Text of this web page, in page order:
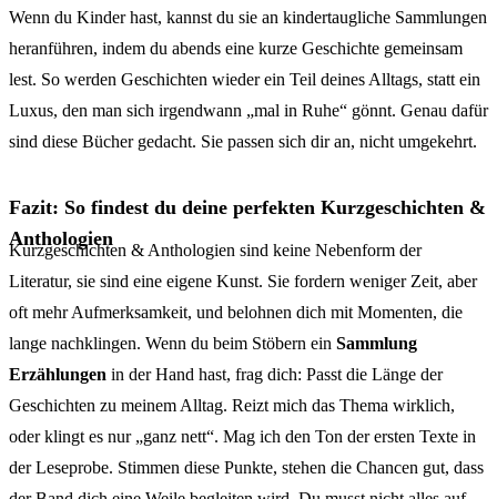
Wenn du Kinder hast, kannst du sie an kindertaugliche Sammlungen
heranführen, indem du abends eine kurze Geschichte gemeinsam
lest. So werden Geschichten wieder ein Teil deines Alltags, statt ein
Luxus, den man sich irgendwann „mal in Ruhe“ gönnt. Genau dafür
sind diese Bücher gedacht. Sie passen sich dir an, nicht umgekehrt.
Fazit: So findest du deine perfekten Kurzgeschichten &
Anthologien
Kurzgeschichten & Anthologien sind keine Nebenform der
Literatur, sie sind eine eigene Kunst. Sie fordern weniger Zeit, aber
oft mehr Aufmerksamkeit, und belohnen dich mit Momenten, die
lange nachklingen. Wenn du beim Stöbern ein Sammlung
Erzählungen in der Hand hast, frag dich: Passt die Länge der
Geschichten zu meinem Alltag. Reizt mich das Thema wirklich,
oder klingt es nur „ganz nett“. Mag ich den Ton der ersten Texte in
der Leseprobe. Stimmen diese Punkte, stehen die Chancen gut, dass